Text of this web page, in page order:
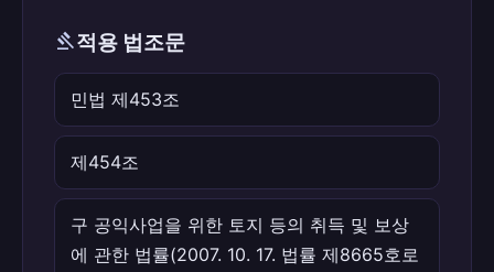
gavel적용 법조문
민법 제453조
제454조
구 공익사업을 위한 토지 등의 취득 및 보상
에 관한 법률(2007. 10. 17. 법률 제8665호로